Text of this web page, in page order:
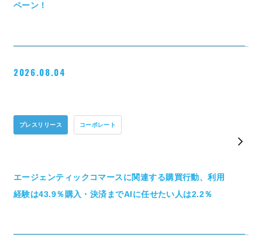
ペーン！
2026.08.04
プレスリリース コーポレート
エージェンティックコマースに関連する購買行動、利用
経験は43.9％購入・決済までAIに任せたい人は2.2％